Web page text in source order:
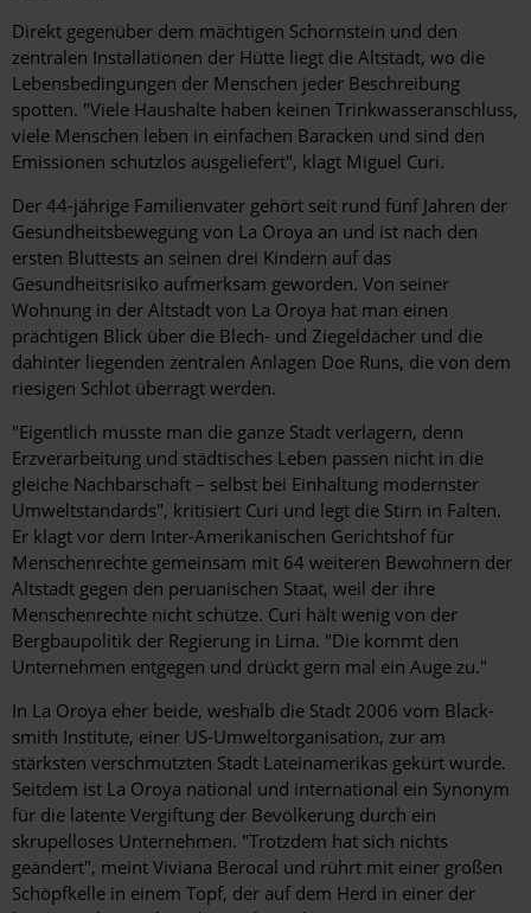
Direkt gegenüber dem mächtigen Schornstein und den
zentralen Installationen der Hütte liegt die Altstadt, wo die
Lebensbedingungen der Menschen jeder Beschreibung
spotten. "Viele Haushalte haben keinen Trinkwasseranschluss,
viele Menschen leben in einfachen Baracken und sind den
Emissionen schutzlos ausgeliefert", klagt Miguel Curi.
Der 44-jährige Familienvater gehört seit rund fünf Jahren der
Gesundheitsbewegung von La Oroya an und ist nach den
ersten Bluttests an seinen drei Kindern auf das
Gesundheitsrisiko aufmerksam geworden. Von seiner
Wohnung in der Altstadt von La Oroya hat man einen
prächtigen Blick über die Blech- und Ziegeldächer und die
dahinter liegenden zentralen Anlagen Doe Runs, die von dem
riesigen Schlot überragt werden.
"Eigentlich müsste man die ganze Stadt verlagern, denn
Erzverarbeitung und städtisches Leben passen nicht in die
gleiche Nachbarschaft – selbst bei Einhaltung modernster
Umweltstandards", kritisiert Curi und legt die Stirn in Falten.
Er klagt vor dem Inter-Amerikanischen Gerichtshof für
Menschenrechte ­gemeinsam mit 64 weiteren Bewohnern der
Altstadt gegen den peruanischen Staat, weil der ihre
Menschenrechte nicht schütze. Curi hält wenig von der
Bergbaupolitik der Regierung in Lima. "Die kommt den
Unternehmen entgegen und drückt gern mal ein Auge zu."
In La Oroya eher beide, weshalb die Stadt 2006 vom Black­
smith Institute, einer US-Umweltorganisation, zur am
stärksten verschmutzten Stadt Lateinamerikas gekürt wurde.
Seitdem ist La Oroya national und international ein Synonym
für die latente Vergiftung der Bevölkerung durch ein
skrupelloses Unternehmen. "Trotzdem hat sich nichts
geändert", meint Viviana Berocal und rührt mit einer großen
Schöpfkelle in einem Topf, der auf dem Herd in einer der